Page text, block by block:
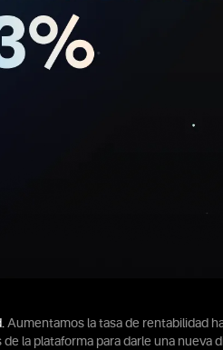
Aumentamos la tasa de rentabilidad
la plataforma para darle una nueva